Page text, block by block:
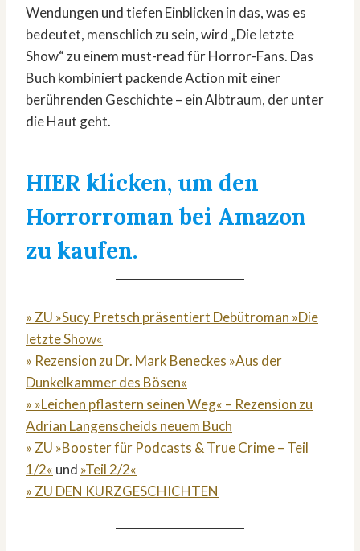
Wendungen und tiefen Einblicken in das, was es
bedeutet, menschlich zu sein, wird „Die letzte
Show“ zu einem must-read für Horror-Fans. Das
Buch kombiniert packende Action mit einer
berührenden Geschichte – ein Albtraum, der unter
die Haut geht.
HIER klicken, um den
Horrorroman bei Amazon
zu kaufen.
» ZU »Sucy Pretsch präsentiert Debütroman »Die
letzte Show«
» Rezension zu Dr. Mark Beneckes »Aus der
Dunkelkammer des Bösen«
» »Leichen pflastern seinen Weg« – Rezension zu
Adrian Langenscheids neuem Buch
» ZU »Booster für Podcasts & True Crime – Teil
1/2« und »Teil 2/2«
» ZU DEN KURZGESCHICHTEN